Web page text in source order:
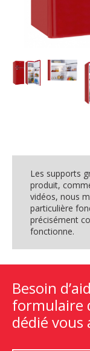
Les supports
produit,
vidéos, nous
particulière
précisément
fonctionne.
Besoin
formulaire
dédié vous